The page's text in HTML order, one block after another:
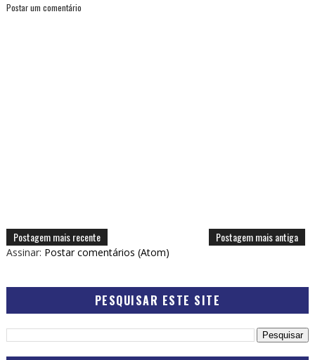
Postar um comentário
Postagem mais recente Postagem mais antiga
Assinar: Postar comentários (Atom)
PESQUISAR ESTE SITE